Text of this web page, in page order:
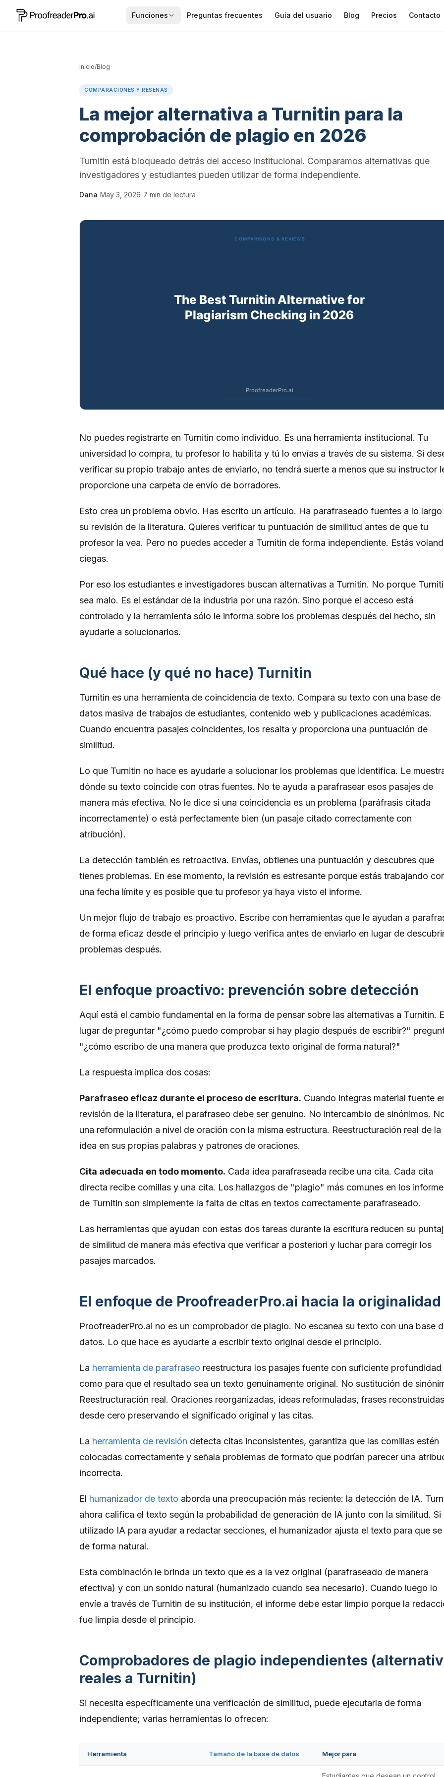
Funciones Preguntas frecuentes Guía del usuario Blog Precios Contacto
Inicio/Blog
COMPARACIONES Y RESEÑAS
La mejor alternativa a Turnitin para la
comprobación de plagio en 2026
Turnitin está bloqueado detrás del acceso institucional. Comparamos alternativas que
investigadores y estudiantes pueden utilizar de forma independiente.
Dana May 3, 2026 7 min de lectura
No puedes registrarte en Turnitin como individuo. Es una herramienta institucional. Tu
universidad lo compra, tu profesor lo habilita y tú lo envías a través de su sistema. Si
verificar su propio trabajo antes de enviarlo, no tendrá suerte a menos que su instructor
proporcione una carpeta de envío de borradores.
Esto crea un problema obvio. Has escrito un artículo. Ha parafraseado fuentes a lo largo
su revisión de la literatura. Quieres verificar tu puntuación de similitud antes de que tu
profesor la vea. Pero no puedes acceder a Turnitin de forma independiente. Estás
ciegas.
Por eso los estudiantes e investigadores buscan alternativas a Turnitin. No porque
sea malo. Es el estándar de la industria por una razón. Sino porque el acceso está
controlado y la herramienta sólo le informa sobre los problemas después del hecho, sin
ayudarle a solucionarlos.
Qué hace (y qué no hace) Turnitin
Turnitin es una herramienta de coincidencia de texto. Compara su texto con una base de
datos masiva de trabajos de estudiantes, contenido web y publicaciones académicas.
Cuando encuentra pasajes coincidentes, los resalta y proporciona una puntuación de
similitud.
Lo que Turnitin no hace es ayudarle a solucionar los problemas que identifica. Le
dónde su texto coincide con otras fuentes. No te ayuda a parafrasear esos pasajes de
manera más efectiva. No le dice si una coincidencia es un problema (paráfrasis citada
incorrectamente) o está perfectamente bien (un pasaje citado correctamente con
atribución).
La detección también es retroactiva. Envías, obtienes una puntuación y descubres que
tienes problemas. En ese momento, la revisión es estresante porque estás trabajando
una fecha límite y es posible que tu profesor ya haya visto el informe.
Un mejor flujo de trabajo es proactivo. Escribe con herramientas que le ayudan a
de forma eficaz desde el principio y luego verifica antes de enviarlo en lugar de
problemas después.
El enfoque proactivo: prevención sobre detección
Aquí está el cambio fundamental en la forma de pensar sobre las alternativas a Turnitin.
lugar de preguntar "¿cómo puedo comprobar si hay plagio después de escribir?"
"¿cómo escribo de una manera que produzca texto original de forma natural?"
La respuesta implica dos cosas:
Parafraseo eficaz durante el proceso de escritura. Cuando integras material fuente
revisión de la literatura, el parafraseo debe ser genuino. No intercambio de sinónimos.
una reformulación a nivel de oración con la misma estructura. Reestructuración real de la
idea en sus propias palabras y patrones de oraciones.
Cita adecuada en todo momento. Cada idea parafraseada recibe una cita. Cada cita
directa recibe comillas y una cita. Los hallazgos de "plagio" más comunes en los
de Turnitin son simplemente la falta de citas en textos correctamente parafraseado.
Las herramientas que ayudan con estas dos tareas durante la escritura reducen su
de similitud de manera más efectiva que verificar a posteriori y luchar para corregir los
pasajes marcados.
El enfoque de ProofreaderPro.ai hacia la originalidad
ProofreaderPro.ai no es un comprobador de plagio. No escanea su texto con una base
datos. Lo que hace es ayudarte a escribir texto original desde el principio.
La herramienta de parafraseo reestructura los pasajes fuente con suficiente profundidad
como para que el resultado sea un texto genuinamente original. No sustitución de
Reestructuración real. Oraciones reorganizadas, ideas reformuladas, frases reconstruidas
desde cero preservando el significado original y las citas.
La herramienta de revisión detecta citas inconsistentes, garantiza que las comillas estén
colocadas correctamente y señala problemas de formato que podrían parecer una
incorrecta.
El humanizador de texto aborda una preocupación más reciente: la detección de IA.
ahora califica el texto según la probabilidad de generación de IA junto con la similitud. Si
utilizado IA para ayudar a redactar secciones, el humanizador ajusta el texto para que se
de forma natural.
Esta combinación le brinda un texto que es a la vez original (parafraseado de manera
efectiva) y con un sonido natural (humanizado cuando sea necesario). Cuando luego lo
envíe a través de Turnitin de su institución, el informe debe estar limpio porque la
fue limpia desde el principio.
Comprobadores de plagio independientes
reales a Turnitin)
Si necesita específicamente una verificación de similitud, puede ejecutarla de forma
independiente; varias herramientas lo ofrecen:
Herramienta Tamaño de la base de datos Mejor para